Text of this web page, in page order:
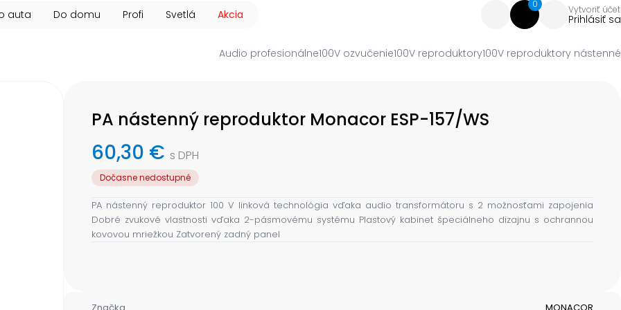
auta Do domu Profi Svetlá Akcia
0 Vytvoriť účet
Prihlásiť sa
Audio profesionálne100V ozvučenie100V reproduktory100V reproduktory nástenné
PA nástenný reproduktor Monacor ESP-157/WS
60,30 € s DPH
Dočasne nedostupné
PA nástenný reproduktor 100 V linková technológia vďaka audio transformátoru s 2 možnosťami zapojenia
Dobré zvukové vlastnosti vďaka 2-pásmovému systému Plastový kabinet špeciálneho dizajnu s ochrannou
kovovou mriežkou Zatvorený zadný panel